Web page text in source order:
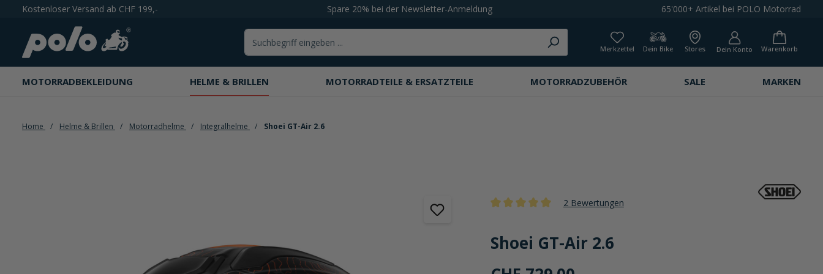
Zur Hauptnavigation springen
Kostenloser Versand ab CHF 199,- Spare 20% bei der Newsletter-Anmeldung 65'000+ Artikel bei POLO Motorrad
Merkzettel Dein Bike Stores Dein Konto Warenkorb
MOTORRADBEKLEIDUNG HELME & BRILLEN MOTORRADTEILE & ERSATZTEILE MOTORRADZUBEHÖR SALE MARKEN
Home Helme & Brillen Motorradhelme Integralhelme Shoei GT-Air 2.6
2 Bewertungen
Shoei GT-Air 2.6